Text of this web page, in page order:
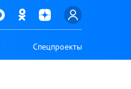
Спецпроекты